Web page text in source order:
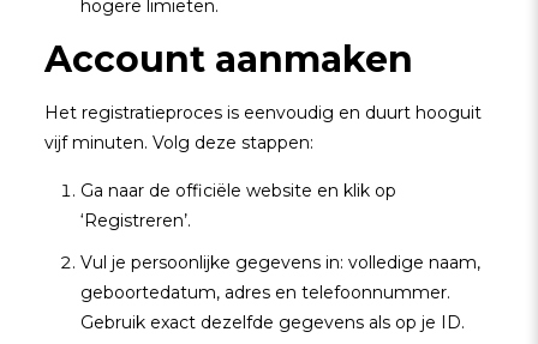
hogere limieten.
Account aanmaken
Het registratieproces is eenvoudig en duurt hooguit
vijf minuten. Volg deze stappen:
Ga naar de officiële website en klik op
‘Registreren’.
Vul je persoonlijke gegevens in: volledige naam,
geboortedatum, adres en telefoonnummer.
Gebruik exact dezelfde gegevens als op je ID.